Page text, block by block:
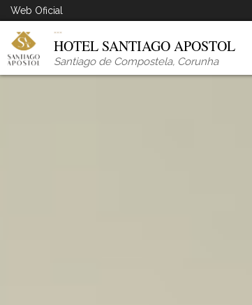
Web Oficial
HOTEL SANTIAGO APOSTOL
Santiago de Compostela, Corunha